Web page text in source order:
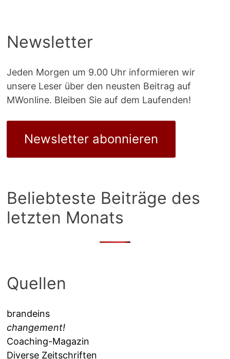
Newsletter
Jeden Morgen um 9.00 Uhr informieren wir
unsere Leser über den neusten Beitrag auf
MWonline. Bleiben Sie auf dem Laufenden!
Newsletter abonnieren
Beliebteste Beiträge des
letzten Monats
Quellen
brandeins
changement!
Coaching-Magazin
Diverse Zeitschriften